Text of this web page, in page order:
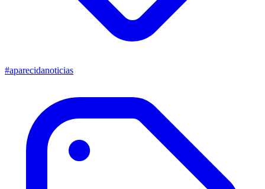
#aparecidanoticias